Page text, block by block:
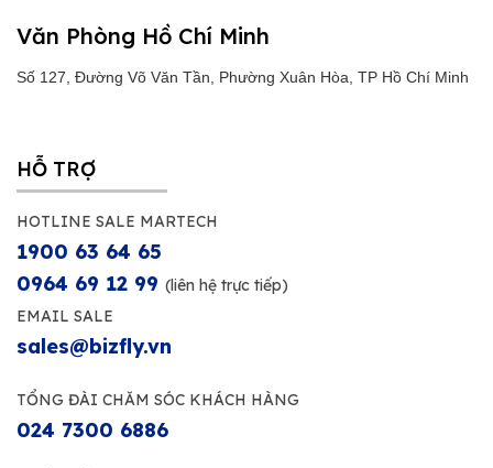
Văn Phòng Hồ Chí Minh
Số 127, Đường Võ Văn Tần, Phường Xuân Hòa, TP Hồ Chí Minh
HỖ TRỢ
HOTLINE SALE MARTECH
1900 63 64 65
0964 69 12 99 (liên hệ trực tiếp)
EMAIL SALE
sales@bizfly.vn
TỔNG ĐÀI CHĂM SÓC KHÁCH HÀNG
024 7300 6886